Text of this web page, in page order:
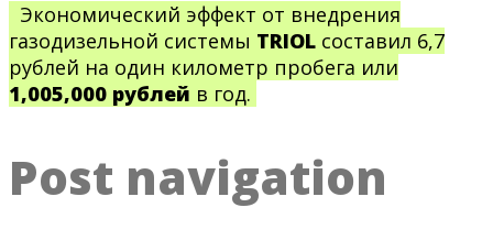
Экономический эффект от внедрения
газодизельной системы TRIOL составил 6,7
рублей на один километр пробега или
1,005,000 рублей в год.
Post navigation